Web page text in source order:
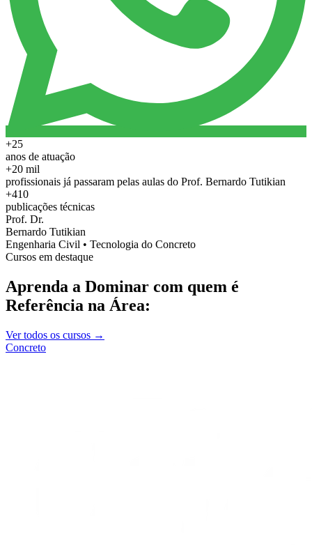
+25
anos de atuação
+20 mil
profissionais já passaram pelas aulas do Prof. Bernardo Tutikian
+410
publicações técnicas
Prof. Dr.
Bernardo Tutikian
Engenharia Civil • Tecnologia do Concreto
Cursos em destaque
Aprenda a Dominar com quem é
Referência na Área:
Ver todos os cursos →
Concreto